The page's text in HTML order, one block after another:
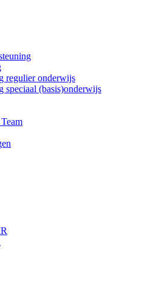
regulier onderwijs
speciaal (basis)onderwijs